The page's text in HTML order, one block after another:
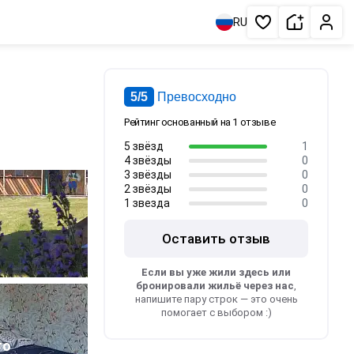
RU Избранное
Сдать
5/5 Превосходно
Рейтинг основанный на 1 отзыве
5 звёзд
1
4 звёзды
0
3 звёзды
0
2 звёзды
0
1 звезда
0
Оставить отзыв
Если вы уже жили здесь или
бронировали жильё через нас,
напишите пару строк — это очень
помогает с выбором :)